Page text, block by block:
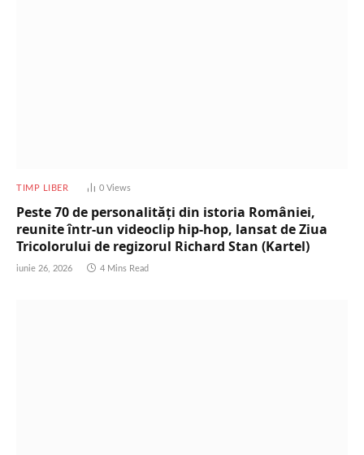
TIMP LIBER 0 Views
Peste 70 de personalități din istoria României,
reunite într-un videoclip hip-hop, lansat de Ziua
Tricolorului de regizorul Richard Stan (Kartel)
iunie 26, 2026 4 Mins Read